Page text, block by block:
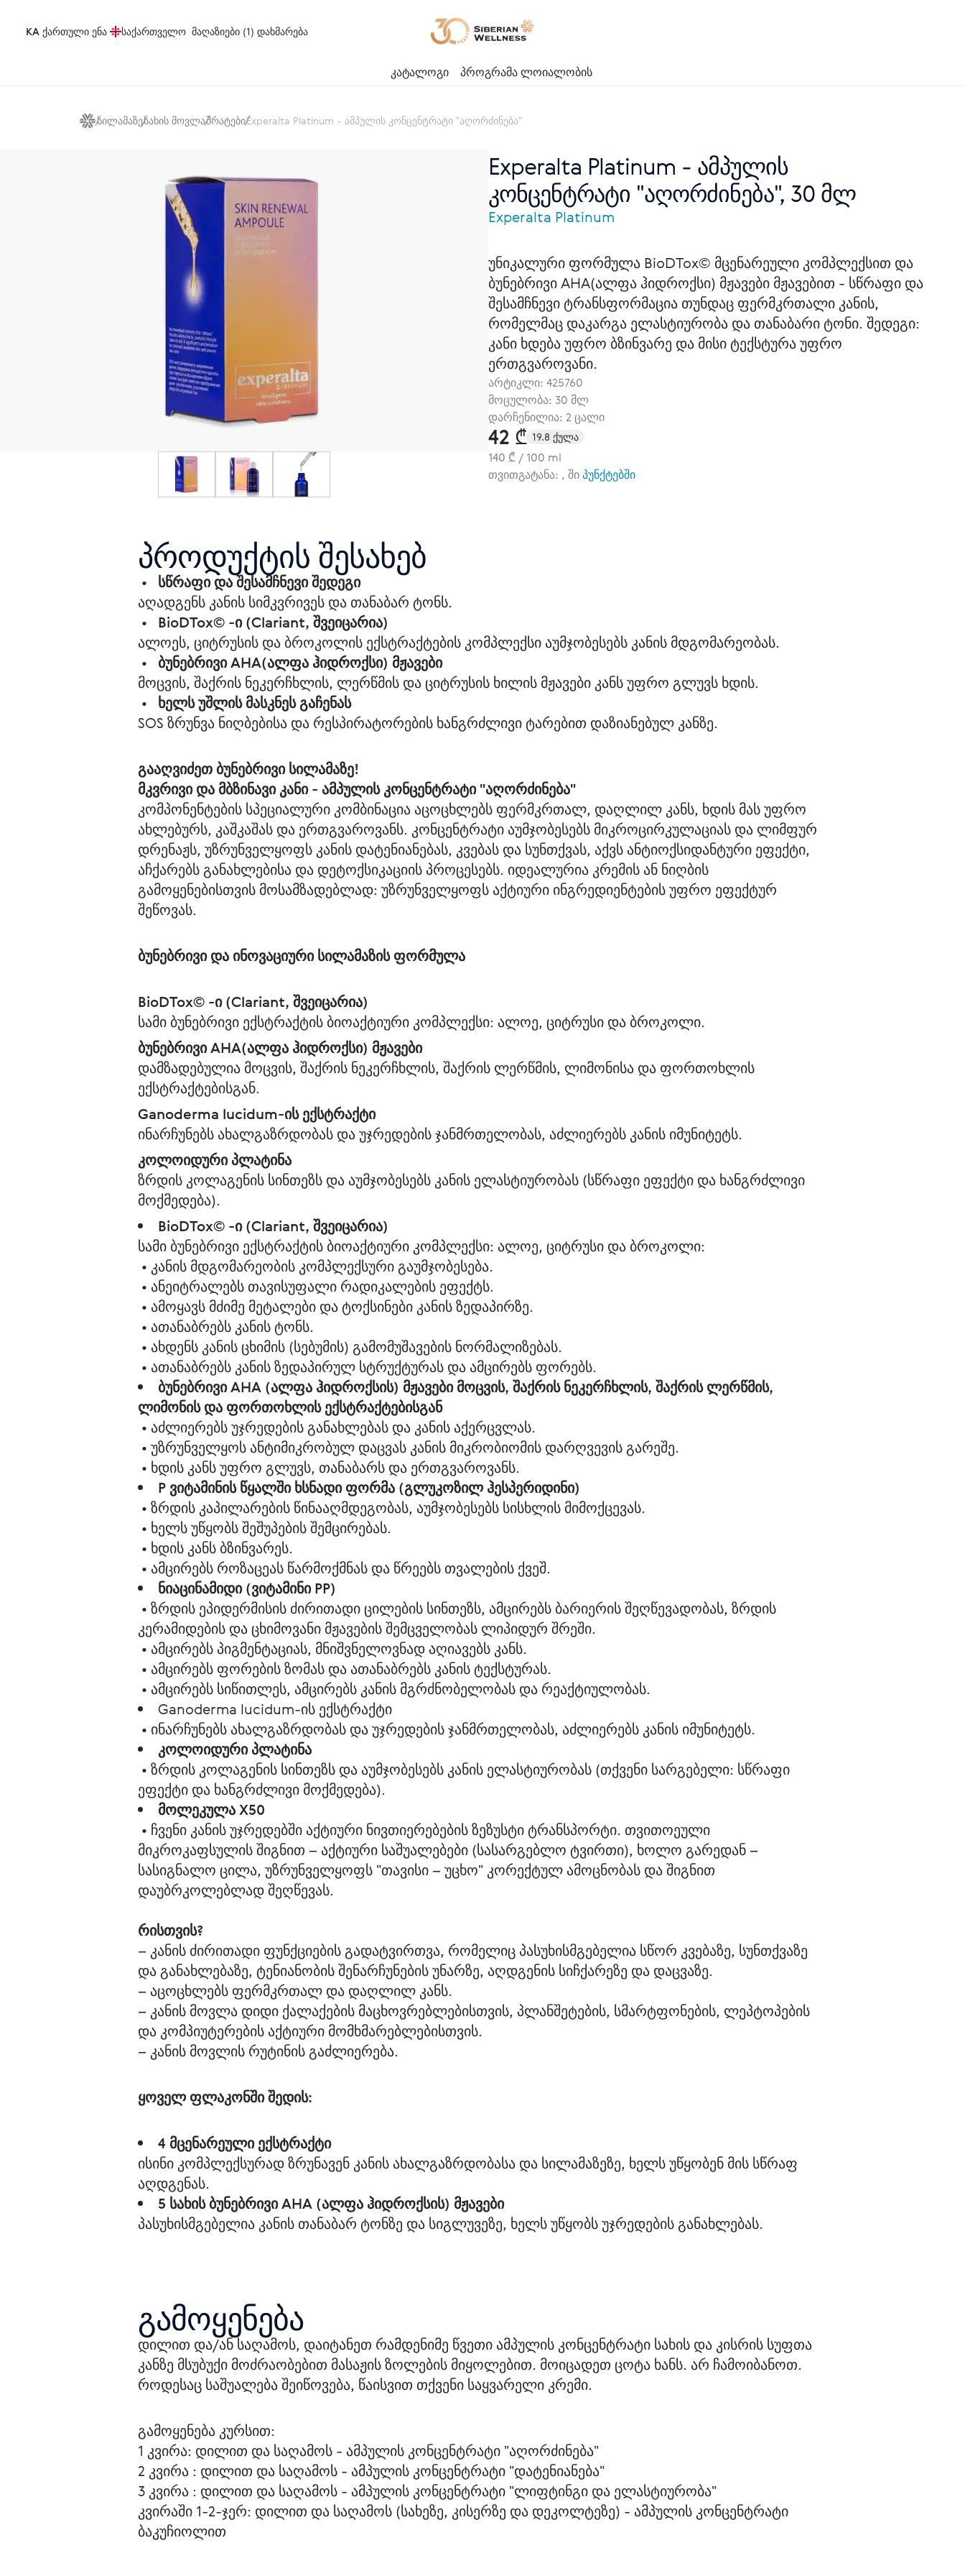
KA ქართული ენა საქართველო მაღაზიები (1) დახმარება
კატალოგი პროგრამა ლოიალობის
სილამაზესახის მოვლაშრატებიExperalta Platinum - ამპულის კონცენტრატი "აღორძინება"
Experalta Platinum - ამპულის
კონცენტრატი "აღორძინება", 30 მლ
Experalta Platinum
უნიკალური ფორმულა BioDTox© მცენარეული კომპლექსით და
ბუნებრივი AHA(ალფა ჰიდროქსი) მჟავები მჟავებით - სწრაფი და
შესამჩნევი ტრანსფორმაცია თუნდაც ფერმკრთალი კანის,
რომელმაც დაკარგა ელასტიურობა და თანაბარი ტონი. შედეგი:
კანი ხდება უფრო ბზინვარე და მისი ტექსტურა უფრო
ერთგვაროვანი.
არტიკლი: 425760
მოცულობა: 30 მლ
დარჩენილია: 2 ცალი
42 ₾ 19.8 ქულა
140 ₾ / 100 ml
თვითგატანა: , შიპუნქტებში
პროდუქტის შესახებ
• სწრაფი და შესამჩნევი შედეგი
აღადგენს კანის სიმკვრივეს და თანაბარ ტონს.
• BioDTox© -ი (Clariant, შვეიცარია)
ალოეს, ციტრუსის და ბროკოლის ექსტრაქტების კომპლექსი აუმჯობესებს კანის მდგომარეობას.
• ბუნებრივი AHA(ალფა ჰიდროქსი) მჟავები
მოცვის, შაქრის ნეკერჩხლის, ლერწმის და ციტრუსის ხილის მჟავები კანს უფრო გლუვს ხდის.
• ხელს უშლის მასკნეს გაჩენას
SOS ზრუნვა ნიღბებისა და რესპირატორების ხანგრძლივი ტარებით დაზიანებულ კანზე.
გააღვიძეთ ბუნებრივი სილამაზე!
მკვრივი და მბზინავი კანი - ამპულის კონცენტრატი "აღორძინება"
კომპონენტების სპეციალური კომბინაცია აცოცხლებს ფერმკრთალ, დაღლილ კანს, ხდის მას უფრო
ახლებურს, კაშკაშას და ერთგვაროვანს. კონცენტრატი აუმჯობესებს მიკროცირკულაციას და ლიმფურ
დრენაჟს, უზრუნველყოფს კანის დატენიანებას, კვებას და სუნთქვას, აქვს ანტიოქსიდანტური ეფექტი,
აჩქარებს განახლებისა და დეტოქსიკაციის პროცესებს. იდეალურია კრემის ან ნიღბის
გამოყენებისთვის მოსამზადებლად: უზრუნველყოფს აქტიური ინგრედიენტების უფრო ეფექტურ
შეწოვას.
ბუნებრივი და ინოვაციური სილამაზის ფორმულა
BioDTox© -ი (Clariant, შვეიცარია)
სამი ბუნებრივი ექსტრაქტის ბიოაქტიური კომპლექსი: ალოე, ციტრუსი და ბროკოლი.
ბუნებრივი AHA(ალფა ჰიდროქსი) მჟავები
დამზადებულია მოცვის, შაქრის ნეკერჩხლის, შაქრის ლერწმის, ლიმონისა და ფორთოხლის
ექსტრაქტებისგან.
Ganoderma lucidum-ის ექსტრაქტი
ინარჩუნებს ახალგაზრდობას და უჯრედების ჯანმრთელობას, აძლიერებს კანის იმუნიტეტს.
კოლოიდური პლატინა
ზრდის კოლაგენის სინთეზს და აუმჯობესებს კანის ელასტიურობას (სწრაფი ეფექტი და ხანგრძლივი
მოქმედება).
BioDTox© -ი (Clariant, შვეიცარია)
სამი ბუნებრივი ექსტრაქტის ბიოაქტიური კომპლექსი: ალოე, ციტრუსი და ბროკოლი:
• კანის მდგომარეობის კომპლექსური გაუმჯობესება.
• ანეიტრალებს თავისუფალი რადიკალების ეფექტს.
• ამოყავს მძიმე მეტალები და ტოქსინები კანის ზედაპირზე.
• ათანაბრებს კანის ტონს.
• ახდენს კანის ცხიმის (სებუმის) გამომუშავების ნორმალიზებას.
• ათანაბრებს კანის ზედაპირულ სტრუქტურას და ამცირებს ფორებს.
ბუნებრივი AHA (ალფა ჰიდროქსის) მჟავები მოცვის, შაქრის ნეკერჩხლის, შაქრის ლერწმის,
ლიმონის და ფორთოხლის ექსტრაქტებისგან
• აძლიერებს უჯრედების განახლებას და კანის აქერცვლას.
• უზრუნველყოს ანტიმიკრობულ დაცვას კანის მიკრობიომის დარღვევის გარეშე.
• ხდის კანს უფრო გლუვს, თანაბარს და ერთგვაროვანს.
P ვიტამინის წყალში ხსნადი ფორმა (გლუკოზილ ჰესპერიდინი)
• ზრდის კაპილარების წინააღმდეგობას, აუმჯობესებს სისხლის მიმოქცევას.
• ხელს უწყობს შეშუპების შემცირებას.
• ხდის კანს ბზინვარეს.
• ამცირებს როზაცეას წარმოქმნას და წრეებს თვალების ქვეშ.
ნიაცინამიდი (ვიტამინი PP)
• ზრდის ეპიდერმისის ძირითადი ცილების სინთეზს, ამცირებს ბარიერის შეღწევადობას, ზრდის
კერამიდების და ცხიმოვანი მჟავების შემცველობას ლიპიდურ შრეში.
• ამცირებს პიგმენტაციას, მნიშვნელოვნად აღიავებს კანს.
• ამცირებს ფორების ზომას და ათანაბრებს კანის ტექსტურას.
• ამცირებს სიწითლეს, ამცირებს კანის მგრძნობელობას და რეაქტიულობას.
Ganoderma lucidum-ის ექსტრაქტი
• ინარჩუნებს ახალგაზრდობას და უჯრედების ჯანმრთელობას, აძლიერებს კანის იმუნიტეტს.
კოლოიდური პლატინა
• ზრდის კოლაგენის სინთეზს და აუმჯობესებს კანის ელასტიურობას (თქვენი სარგებელი: სწრაფი
ეფექტი და ხანგრძლივი მოქმედება).
მოლეკულა X50
• ჩვენი კანის უჯრედებში აქტიური ნივთიერებების ზეზუსტი ტრანსპორტი. თვითოეული
მიკროკაფსულის შიგნით – აქტიური საშუალებები (სასარგებლო ტვირთი), ხოლო გარედან –
სასიგნალო ცილა, უზრუნველყოფს "თავისი – უცხო" კორექტულ ამოცნობას და შიგნით
დაუბრკოლებლად შეღწევას.
რისთვის?
– კანის ძირითადი ფუნქციების გადატვირთვა, რომელიც პასუხისმგებელია სწორ კვებაზე, სუნთქვაზე
და განახლებაზე, ტენიანობის შენარჩუნების უნარზე, აღდგენის სიჩქარეზე და დაცვაზე.
– აცოცხლებს ფერმკრთალ და დაღლილ კანს.
– კანის მოვლა დიდი ქალაქების მაცხოვრებლებისთვის, პლანშეტების, სმარტფონების, ლეპტოპების
და კომპიუტერების აქტიური მომხმარებლებისთვის.
– კანის მოვლის რუტინის გაძლიერება.
ყოველ ფლაკონში შედის:
4 მცენარეული ექსტრაქტი
ისინი კომპლექსურად ზრუნავენ კანის ახალგაზრდობასა და სილამაზეზე, ხელს უწყობენ მის სწრაფ
აღდგენას.
5 სახის ბუნებრივი AHA (ალფა ჰიდროქსის) მჟავები
პასუხისმგებელია კანის თანაბარ ტონზე და სიგლუვეზე, ხელს უწყობს უჯრედების განახლებას.
გამოყენება
დილით და/ან საღამოს, დაიტანეთ რამდენიმე წვეთი ამპულის კონცენტრატი სახის და კისრის სუფთა
კანზე მსუბუქი მოძრაობებით მასაჟის ზოლების მიყოლებით. მოიცადეთ ცოტა ხანს. არ ჩამოიბანოთ.
როდესაც საშუალება შეიწოვება, წაისვით თქვენი საყვარელი კრემი.
გამოყენება კურსით:
1 კვირა: დილით და საღამოს - ამპულის კონცენტრატი "აღორძინება"
2 კვირა : დილით და საღამოს - ამპულის კონცენტრატი "დატენიანება"
3 კვირა : დილით და საღამოს - ამპულის კონცენტრატი "ლიფტინგი და ელასტიურობა"
კვირაში 1-2-ჯერ: დილით და საღამოს (სახეზე, კისერზე და დეკოლტეზე) - ამპულის კონცენტრატი
ბაკუჩიოლით